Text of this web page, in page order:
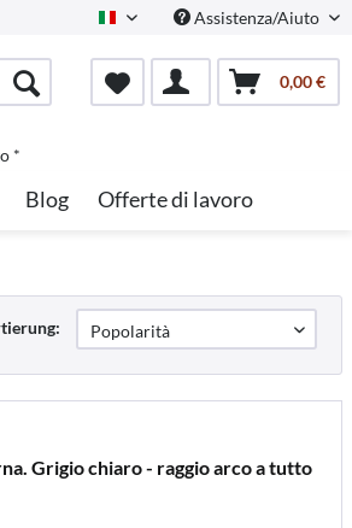
Italian Assistenza/Aiuto
0,00 €
*
Blog Offerte di lavoro
Grigio chiaro - raggio arco a tutto